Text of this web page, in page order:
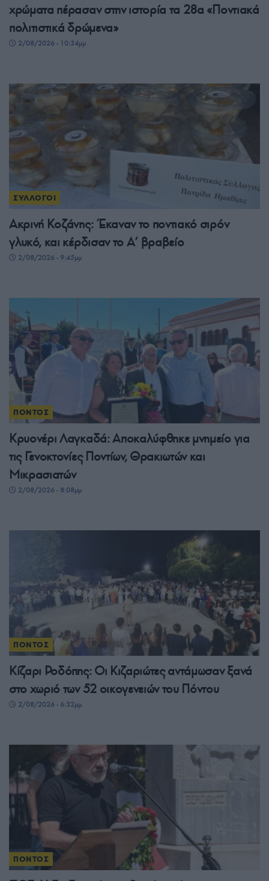
χρώματα πέρασαν στην ιστορία τα 28α «Ποντιακά
πολιτιστικά δρώμενα»
2/08/2026 - 10:34μμ
ΣΥΛΛΟΓΟΙ
Ακρινή Κοζάνης: Έκαναν το ποντιακό σιρόν
γλυκό, και κέρδισαν το A’ βραβείο
2/08/2026 - 9:45μμ
ΠΟΝΤΟΣ
Κρυονέρι Λαγκαδά: Αποκαλύφθηκε μνημείο για
τις Γενοκτονίες Ποντίων, Θρακιωτών και
Μικρασιατών
2/08/2026 - 8:08μμ
ΠΟΝΤΟΣ
Κίζαρι Ροδόπης: Οι Κιζαριώτες αντάμωσαν ξανά
στο χωριό των 52 οικογενειών του Πόντου
2/08/2026 - 6:32μμ
ΠΟΝΤΟΣ